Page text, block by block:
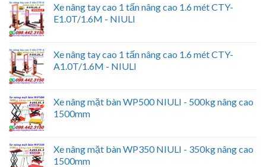
Xe nâng tay cao 1 tấn nâng cao 1.6 mét CTY-
E1.0T/1.6M - NIULI
Xe nâng tay cao 1 tấn nâng cao 1.6 mét CTY-
A1.0T/1.6M - NIULI
Xe nâng mặt bàn WP500 NIULI - 500kg nâng cao
1500mm
Xe nâng mặt bàn WP350 NIULI - 350kg nâng cao
1500mm